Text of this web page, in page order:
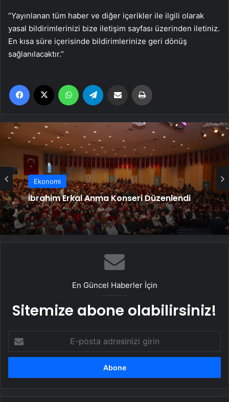
“Yayınlanan tüm haber ve diğer içerikler ile ilgili olarak
yasal bildirimlerinizi bize iletişim sayfası üzerinden iletiniz.
En kısa süre içerisinde bildirimlerinize geri dönüş
sağlanılacaktır.”
Facebook WhatsApp Email'den paylaş
Ekonomi
İbrahim Erkal Anma Konseri Düzenlendi
En Güncel Haberler İçin
Sitemize abone olabilirsiniz!
posta
adresinizi